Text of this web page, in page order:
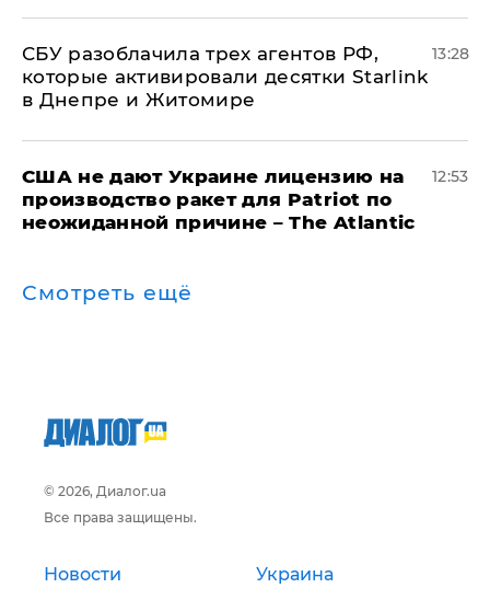
СБУ разоблачила трех агентов РФ,
которые активировали десятки Starlink
в Днепре и Житомире
13:28
США не дают Украине лицензию на
производство ракет для Patriot по
неожиданной причине – The Atlantic
12:53
Смотреть ещё
© 2026, Диалог.ua
Все права защищены.
Новости Украина